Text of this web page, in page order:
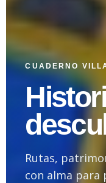
CUADERNO
Rutas,
con alma